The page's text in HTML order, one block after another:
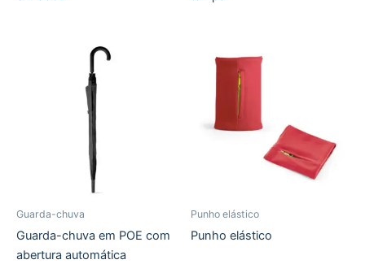
Guarda-chuva
Guarda-chuva em POE com
abertura automática
Punho elástico
Punho elástico